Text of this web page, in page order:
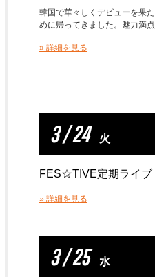
韓国で華々しくデビューを果
めに帰ってきました。魅力満
» 詳細を見る
3 / 24 火
FES☆TIVE定期ライブ
» 詳細を見る
3 / 25 水